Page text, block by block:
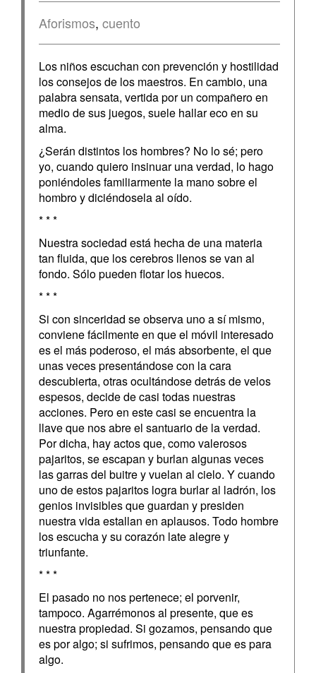
Aforismos, cuento
Los niños escuchan con prevención y hostilidad
los consejos de los maestros. En cambio, una
palabra sensata, vertida por un compañero en
medio de sus juegos, suele hallar eco en su
alma.
¿Serán distintos los hombres? No lo sé; pero
yo, cuando quiero insinuar una verdad, lo hago
poniéndoles familiarmente la mano sobre el
hombro y diciéndosela al oído.
* * *
Nuestra sociedad está hecha de una materia
tan fluida, que los cerebros llenos se van al
fondo. Sólo pueden flotar los huecos.
* * *
Si con sinceridad se observa uno a sí mismo,
conviene fácilmente en que el móvil interesado
es el más poderoso, el más absorbente, el que
unas veces presentándose con la cara
descubierta, otras ocultándose detrás de velos
espesos, decide de casi todas nuestras
acciones. Pero en este casi se encuentra la
llave que nos abre el santuario de la verdad.
Por dicha, hay actos que, como valerosos
pajaritos, se escapan y burlan algunas veces
las garras del buitre y vuelan al cielo. Y cuando
uno de estos pajaritos logra burlar al ladrón, los
genios invisibles que guardan y presiden
nuestra vida estallan en aplausos. Todo hombre
los escucha y su corazón late alegre y
triunfante.
* * *
El pasado no nos pertenece; el porvenir,
tampoco. Agarrémonos al presente, que es
nuestra propiedad. Si gozamos, pensando que
es por algo; si sufrimos, pensando que es para
algo.